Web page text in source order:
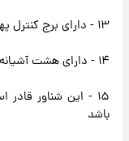
۱۳ - دارای برج کنترل پهپادی و بالگردی
۱۴ - دارای هشت آشیانه با ۴ آشیانه متحرک
۱۵ - این شناور
باشد